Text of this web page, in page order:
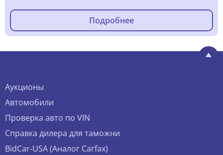
Подробнее
Аукционы
Автомобили
Проверка авто по VIN
Справка дилера для таможни
BidCar-USA (Аналог Carfax)